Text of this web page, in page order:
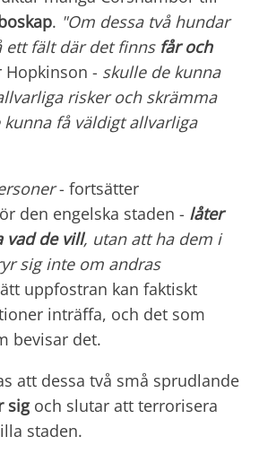
. "Om dessa två hundar
ett fält där det finns får och
- skulle de kunna
risker och skrämma
få väldigt allvarliga
- fortsätter
den engelska staden - låter
vad de vill, utan att ha dem i
sig inte om andras
uppfostran kan faktiskt
inträffa, och det som
bevisar det.
att dessa två små sprudlande
sigoch slutar att terrorisera
staden.